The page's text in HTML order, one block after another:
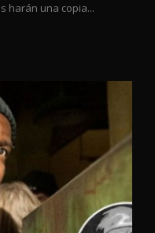
harán una copia...